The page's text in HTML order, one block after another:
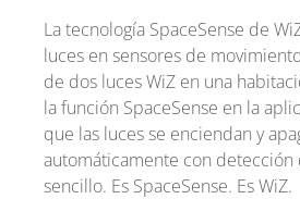
La tecnología SpaceSense de
luces en sensores de
de dos luces WiZ en una
la función SpaceSense en la
que las luces se enciendan y
automáticamente con detección
sencillo. Es SpaceSense. Es WiZ.